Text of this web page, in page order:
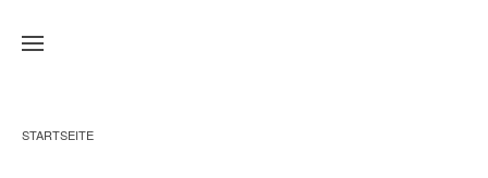
Zum Hauptinhalt springen
STARTSEITE